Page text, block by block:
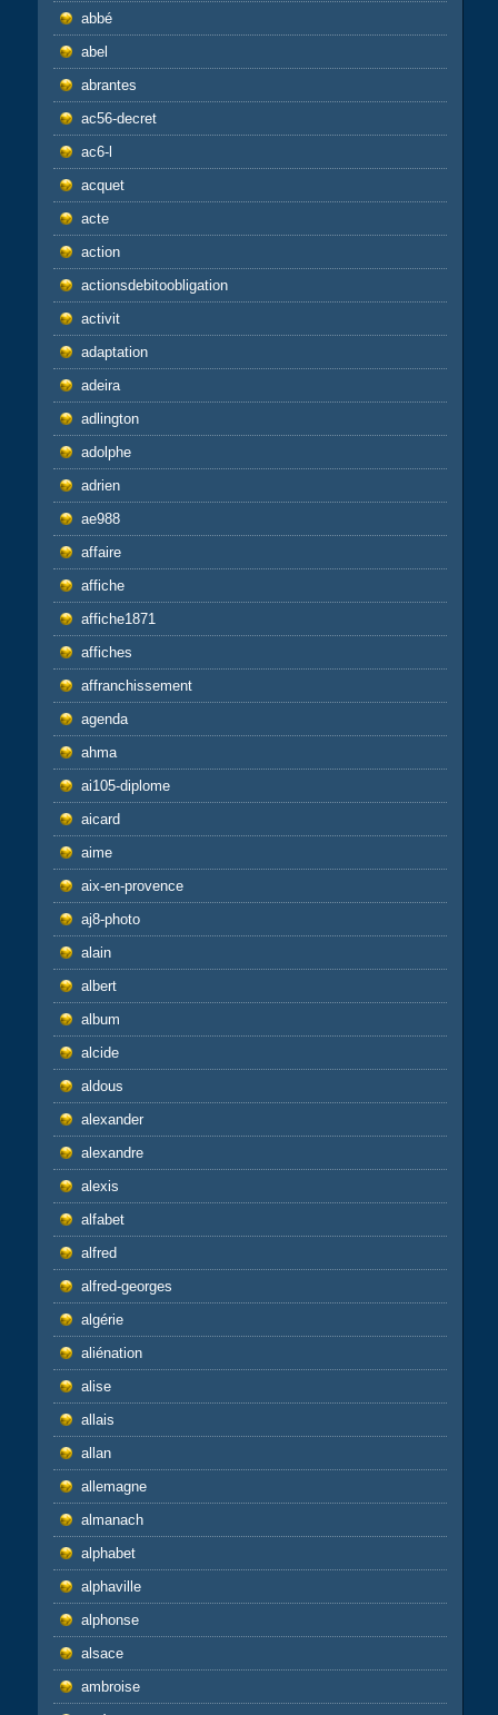
abbé
abel
abrantes
ac56-decret
ac6-l
acquet
acte
action
actionsdebitoobligation
activit
adaptation
adeira
adlington
adolphe
adrien
ae988
affaire
affiche
affiche1871
affiches
affranchissement
agenda
ahma
ai105-diplome
aicard
aime
aix-en-provence
aj8-photo
alain
albert
album
alcide
aldous
alexander
alexandre
alexis
alfabet
alfred
alfred-georges
algérie
aliénation
alise
allais
allan
allemagne
almanach
alphabet
alphaville
alphonse
alsace
ambroise